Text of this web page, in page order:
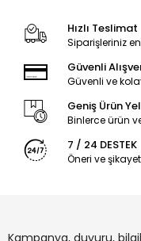
Hızlı Teslimat
Siparişleriniz
Güvenli
Güvenli ve
Geniş Ürün
Binlerce ürün
7 / 24 DESTEK
Öneri ve